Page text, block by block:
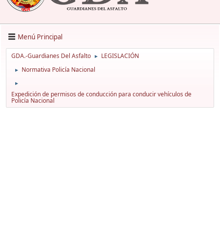
Menú Principal
GDA.-Guardianes Del Asfalto ► LEGISLACIÓN
► Normativa Policía Nacional
►
Expedición de permisos de conducción para conducir vehículos de
Policía Nacional